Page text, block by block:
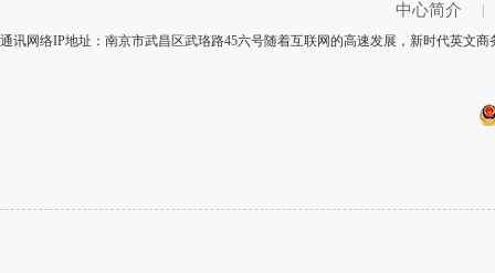
中心简介
通讯网络IP地址：南京市武昌区武珞路45六号随着互联网的高速发展，新时代英文